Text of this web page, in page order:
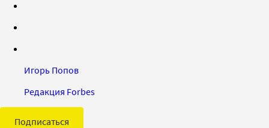
Игорь Попов
Редакция Forbes
Подписаться